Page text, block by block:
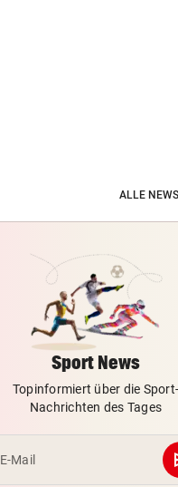
ALLE
Sport News
Topinformiert über die Sport-
Nachrichten des Tages
E-Mail